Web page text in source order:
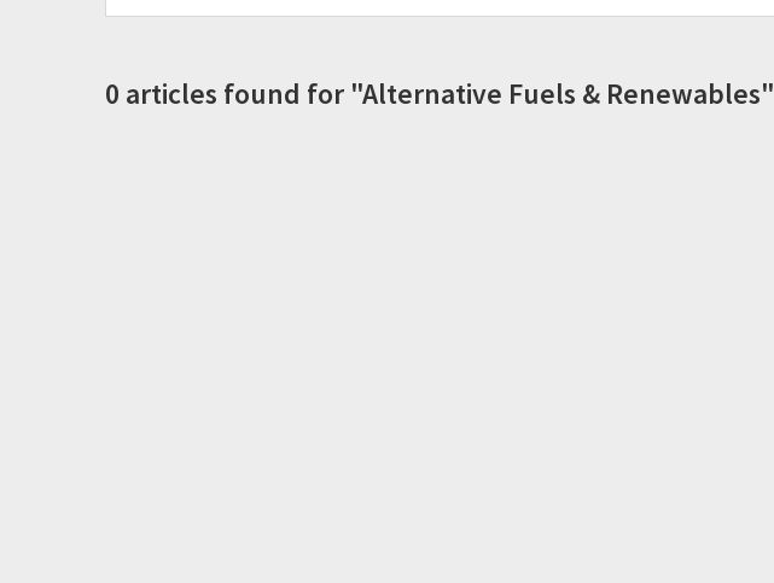
0 articles found for "Alternative Fuels & Renewables"